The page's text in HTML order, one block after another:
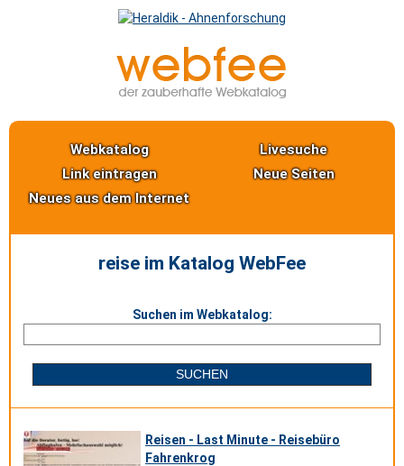
Webkatalog
Livesuche
Link eintragen
Neue Seiten
Neues aus dem Internet
reise im Katalog WebFee
Suchen im Webkatalog:
Reisen - Last Minute - Reisebüro
Fahrenkrog